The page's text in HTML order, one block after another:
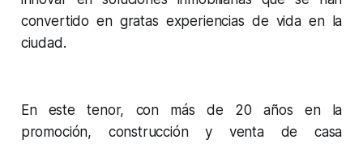
convertido en gratas experiencias de vida en la
ciudad.
En este tenor, con más de 20 años en la
promoción, construcción y venta de casa